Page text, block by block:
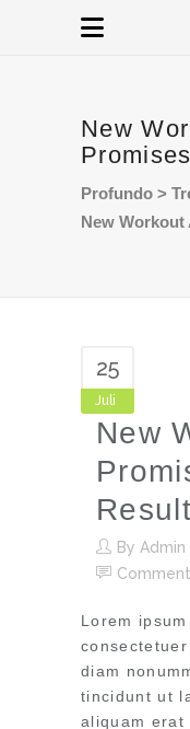
New
Profundo >
New Workout
25
Juli
New
By Admin
Lorem
diam
tincidunt ut
aliquam erat